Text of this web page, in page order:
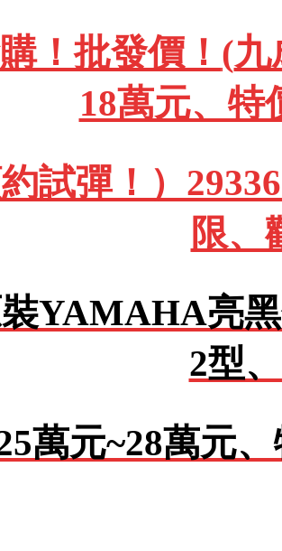
！批發價！ (
18萬元、特
試彈！）
限、
裝YAMAHA亮
2型
萬元~28萬元